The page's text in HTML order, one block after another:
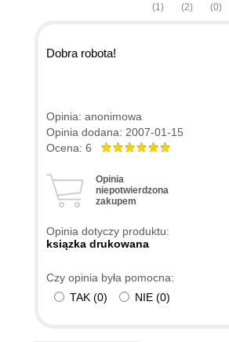
(0)
(2)
(1)
Dobra robota!
Opinia: anonimowa
Opinia dodana: 2007-01-15
Ocena: 6
Opinia
niepotwierdzona
zakupem
Opinia dotyczy produktu:
ksiązka drukowana
Czy opinia była pomocna:
TAK (0) NIE (0)